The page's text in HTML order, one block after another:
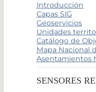
Introducción
Capas SIG
Geoservicios
Unidades
Catálogo de
Mapa Nacional
Asentamientos
SENSORES